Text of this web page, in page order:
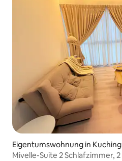
Eigentumswohnung in Kuching
Mivelle-Suite 2 Schlafzimmer, 2